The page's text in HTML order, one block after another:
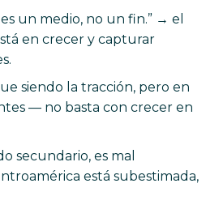
un medio, no un fin.” → el
en crecer y capturar
siendo la tracción, pero en
— no basta con crecer en
secundario, es mal
está subestimada,